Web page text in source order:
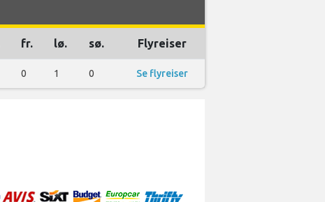
fr. lø. sø. Flyreiser
0 1 0 Se flyreiser